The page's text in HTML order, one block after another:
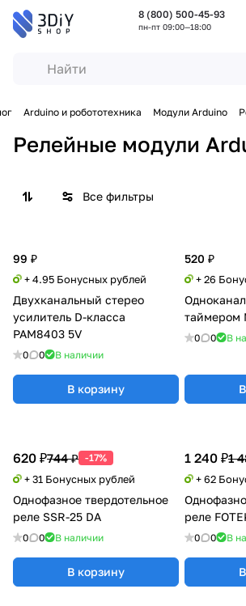
8 (800) 500-45-93
пн-пт 09:00—18:00
Arduino и робототехника Модули Arduino
Релейные модули
Все фильтры
99 ₽
+ 4.95 Бонусных рублей
Двухканальный стерео
усилитель D-класса
PAM8403 5V
0 0 В наличии
В корзину
520 ₽
+ 26
таймером
0 0 В
620 ₽744 ₽ -17%
+ 31 Бонусных рублей
Однофазное твердотельное
реле SSR-25 DA
0 0 В наличии
В корзину
1 240 ₽1
+ 62
реле
0 0 В